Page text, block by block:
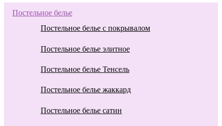
Постельное белье
Постельное белье с покрывалом
Постельное белье элитное
Постельное белье Тенсель
Постельное белье жаккард
Постельное белье сатин